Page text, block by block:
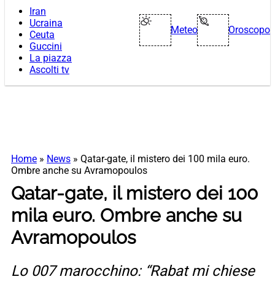
Iran
Ucraina
Ceuta
Guccini
La piazza
Ascolti tv
Meteo Oroscopo
Home » News » Qatar-gate, il mistero dei 100 mila euro.
Ombre anche su Avramopoulos
Qatar-gate, il mistero dei 100
mila euro. Ombre anche su
Avramopoulos
Lo 007 marocchino: “Rabat mi chiese